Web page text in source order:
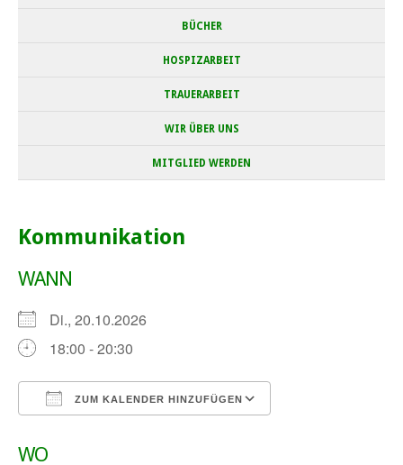
BÜCHER
HOSPIZARBEIT
TRAUERARBEIT
WIR ÜBER UNS
MITGLIED WERDEN
Kommunikation
WANN
Di., 20.10.2026
18:00 - 20:30
ZUM KALENDER HINZUFÜGEN
WO